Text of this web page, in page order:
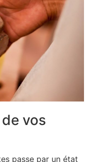
de vos
passe par un état